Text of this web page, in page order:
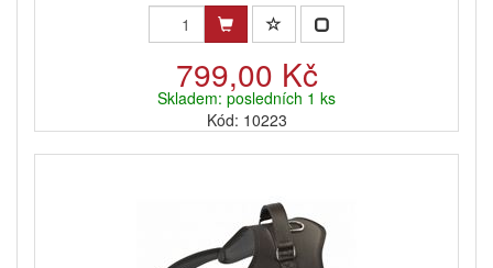
799,00 Kč
Skladem: posledních 1 ks
Kód: 10223